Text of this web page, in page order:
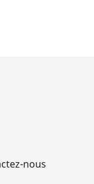
nous